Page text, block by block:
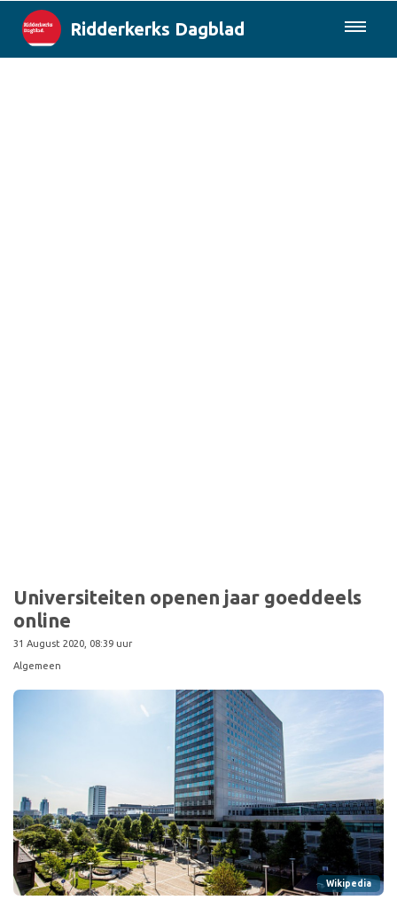
Ridderkerks Dagblad
Universiteiten openen jaar goeddeels
online
31 August 2020, 08:39 uur
Algemeen
Wikipedia